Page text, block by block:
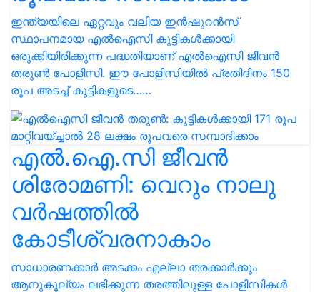
ഇന്ത്യയിലെ ഏറ്റവും വലിയ ഇൻഷുറൻസ്
സ്ഥാപനമായ എൽഐസി കുട്ടികൾക്കായി
ഒരുക്കിയിരിക്കുന്ന പദ്ധതിയാണ് എൽഐസി ജീവൻ
തരുൺ പോളിസി. ഈ പോളിസിയിൽ പ്രതിദിനം 150
രൂപ അടച്ച് കുട്ടികളുടെ……
എൽ.ഐ.സി ജീവൻ
ശിരോമണി: വെറും നാലു
വർഷത്തിൽ
കോടീശ്വരനാകാം
സാധാരണക്കാർ അടക്കം എല്ലാ തരക്കാർക്കും
ആനുകൂല്യം ലഭിക്കുന്ന തരത്തിലുള്ള പോളിസികൾ